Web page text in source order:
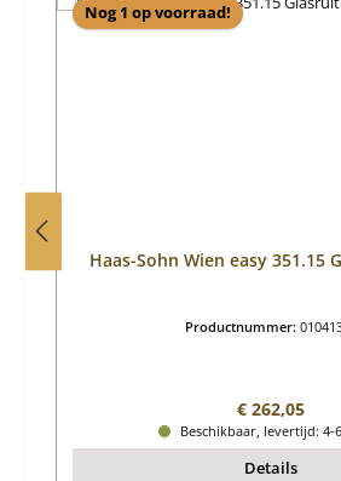
Nog 1 op voorraad!
Haas-Sohn Wien easy 351.15
Productnummer:
Normale prijs:
€ 262,05
Beschikbaar, levertijd: 4-
Details